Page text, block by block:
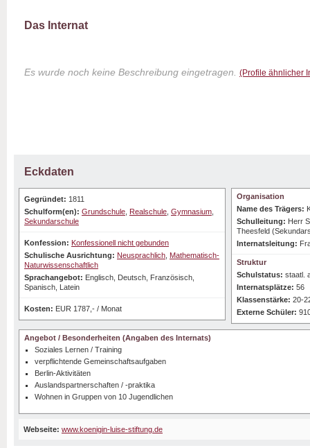
Das Internat
Es wurde noch keine Beschreibung eingetragen. (Profile ähnlicher
Eckdaten
Gegründet: 1811
Schulform(en): Grundschule Realschule Gymnasium
Sekundarschule
Konfession: Konfessionell nicht gebunden
Schulische Ausrichtung: Neusprachlich Mathematisch-
Naturwissenschaftlich
Sprachangebot: Englisch, Deutsch, Französisch,
Spanisch, Latein
Kosten: EUR 1787,- / Monat
Organisation
Name des Trägers:
Schulleitung: Herr
Theesfeld
Internatsleitung:
Struktur
Schulstatus: staatl.
Internatsplätze: 56
Klassenstärke: 20-
Externe Schüler:
Angebot / Besonderheiten (Angaben des Internats)
Soziales Lernen / Training
verpflichtende Gemeinschaftsaufgaben
Berlin-Aktivitäten
Auslandspartnerschaften / -praktika
Wohnen in Gruppen von 10 Jugendlichen
Webseite: www.koenigin-luise-stiftung.de